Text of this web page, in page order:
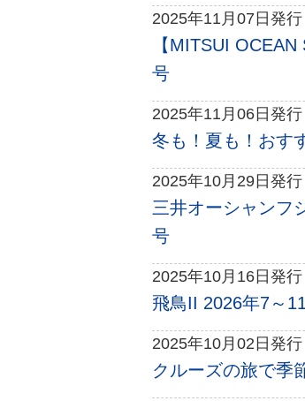
2025年11月07日発行
【MITSUI
号
2025年11月06日発行
冬も！夏も！おす
2025年10月29日発行
三井オーシャンフ
号
2025年10月16日発行
飛鳥II 2026年7～
2025年10月02日発行
クルーズの旅で季